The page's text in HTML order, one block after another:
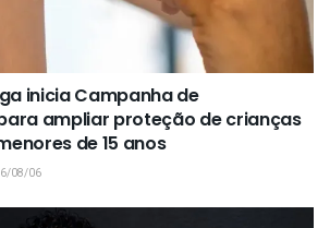
inicia Campanha de
ampliar proteção de crianças
de 15 anos
08/06